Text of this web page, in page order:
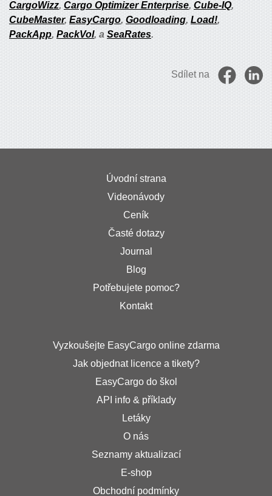
CargoWizz, Cargo Optimizer Enterprise, Cube-IQ,
CubeMaster, EasyCargo, Goodloading, Load!,
PackApp, PackVol, a SeaRates.
Sdílet na
Úvodní strana
Videonávody
Ceník
Časté dotazy
Journal
Blog
Potřebujete pomoc?
Kontakt
Vyzkoušejte EasyCargo online zdarma
Jak objednat licence a tikety?
EasyCargo do škol
API info & příklady
Letáky
O nás
Seznamy aktualizací
E-shop
Obchodní podmínky